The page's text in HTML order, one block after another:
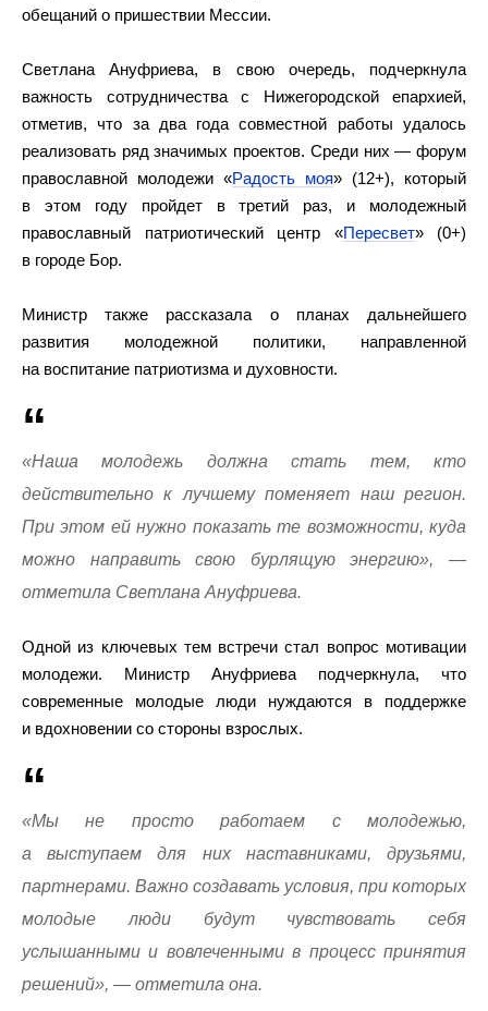
обещаний о пришествии Мессии.
Светлана Ануфриева, в свою очередь, подчеркнула
важность сотрудничества с Нижегородской епархией,
отметив, что за два года совместной работы удалось
реализовать ряд значимых проектов. Среди них — форум
православной молодежи «Радость моя» (12+), который
в этом году пройдет в третий раз, и молодежный
православный патриотический центр «Пересвет» (0+)
в городе Бор.
Министр также рассказала о планах дальнейшего
развития молодежной политики, направленной
на воспитание патриотизма и духовности.
«Наша молодежь должна стать тем, кто
действительно к лучшему поменяет наш регион.
При этом ей нужно показать те возможности, куда
можно направить свою бурлящую энергию», —
отметила Светлана Ануфриева.
Одной из ключевых тем встречи стал вопрос мотивации
молодежи. Министр Ануфриева подчеркнула, что
современные молодые люди нуждаются в поддержке
и вдохновении со стороны взрослых.
«Мы не просто работаем с молодежью,
а выступаем для них наставниками, друзьями,
партнерами. Важно создавать условия, при которых
молодые люди будут чувствовать себя
услышанными и вовлеченными в процесс принятия
решений», — отметила она.